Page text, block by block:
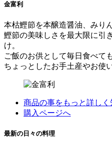
金富利
本枯鰹節を本醸造醤油、みり
鰹節の美味しさを最大限に引
け。
ご飯のお供として毎日食べて
ちょっとしたお手土産やお使
商品の事をもっと詳しく
購入ページへ
最新の日々の料理